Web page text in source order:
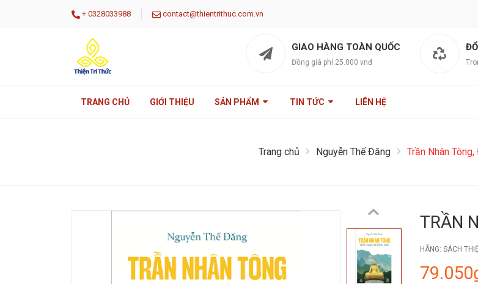
+ 0328033988 | contact@thientrithuc.com.vn
GIAO HÀNG TOÀN QUỐC
Đồng giá phí 25.000 vnđ
TRANG CHỦ GIỚI THIỆU SẢN PHẨM TIN TỨC LIÊN HỆ
Trang chủ Nguyễn Thế Đăng Trần Nhân
TRẦN
HÃNG: SÁCH